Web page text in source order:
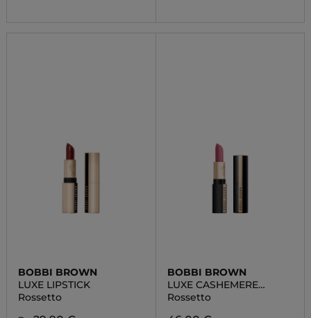
BOBBI BROWN
LUXE LIPSTICK
Rossetto
BOBBI BROWN
LUXE CASHEMERE
MATTE
Rossetto